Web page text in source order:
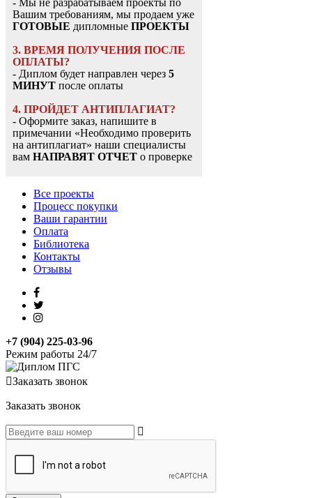
- Мы не разрабатываем проекты по
Вашим требованиям, мы продаем уже
ГОТОВЫЕ дипломные ПРОЕКТЫ
3. ВРЕМЯ ПОЛУЧЕНИЯ ПОСЛЕ
ОПЛАТЫ?
- Диплом будет направлен через 5
МИНУТ после оплаты
4. ПРОЙДЕТ АНТИПЛАГИАТ?
- Оформите заказ, напишите в
примечании «Необходимо проверить
на антиплагиат» наши специалисты
вам НАПРАВЯТ ОТЧЕТ о проверке
Все проекты
Процесс покупки
Ваши гарантии
Оплата
Библиотека
Контакты
Отзывы
+7 (904) 225-03-96
Режим работы 24/7
Заказать звонок
Заказать звонок